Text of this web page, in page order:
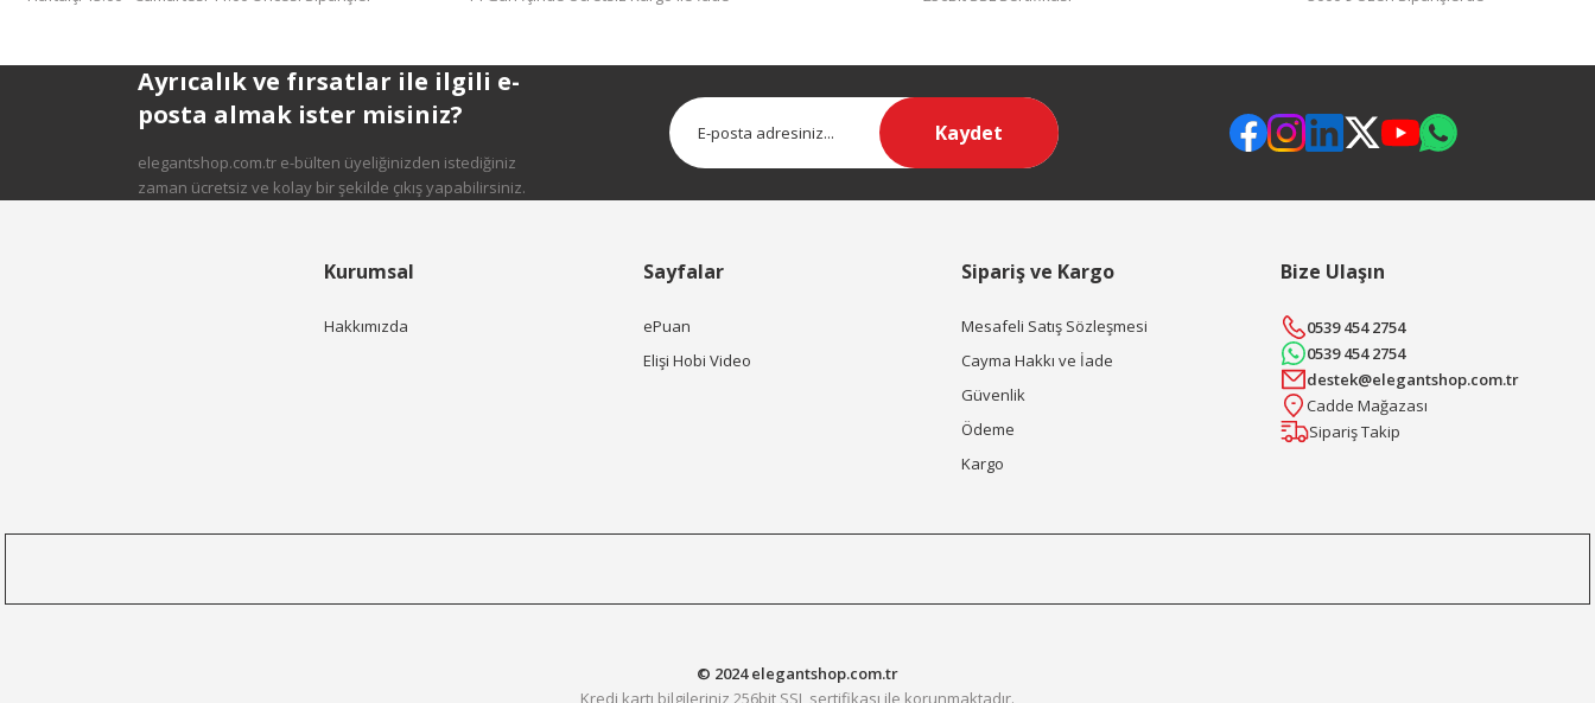
Ayrıcalık ve fırsatlar ile ilgili e-
posta almak ister misiniz?
elegantshop.com.tr e-bülten üyeliğinizden istediğiniz
zaman ücretsiz ve kolay bir şekilde çıkış yapabilirsiniz.
Kaydet
Kurumsal
Hakkımızda
Sayfalar
ePuan
Elişi Hobi Video
Sipariş ve Kargo
Mesafeli Satış Sözleşmesi
Cayma Hakkı ve İade
Güvenlik
Ödeme
Kargo
Bize Ulaşın
0539 454 2754
0539 454 2754
destek@elegantshop.com.tr
Cadde Mağazası
Sipariş Takip
© 2024 elegantshop.com.tr
Kredi kartı bilgileriniz 256bit SSL sertifikası ile korunmaktadır.